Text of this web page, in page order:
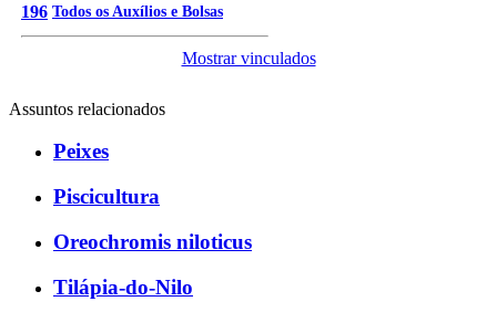
196 Todos os Auxílios e Bolsas
Mostrar vinculados
Assuntos relacionados
Peixes
Piscicultura
Oreochromis niloticus
Tilápia-do-Nilo